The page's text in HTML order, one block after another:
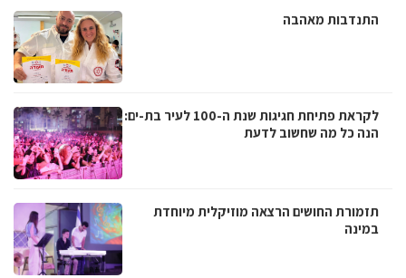
התנדבות מאהבה
לקראת פתיחת חגיגות שנת ה-100 לעיר בת-ים:
הנה כל מה שחשוב לדעת
תזמורת החושים הרצאה מוזיקלית מיוחדת
במינה